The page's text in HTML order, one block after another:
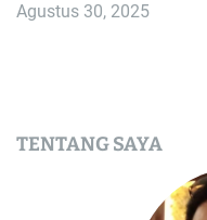
Agustus 30, 2025
TENTANG SAYA